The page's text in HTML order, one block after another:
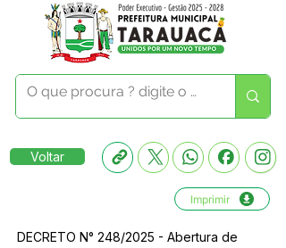
Voltar
Imprimir
DECRETO N° 248/2025 - Abertura de